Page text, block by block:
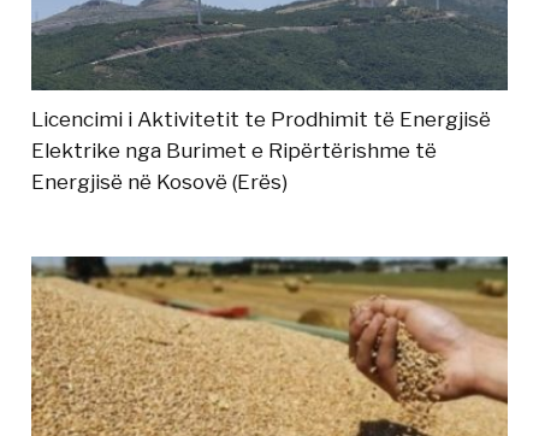
Licencimi i Aktivitetit te Prodhimit të Energjisë
Elektrike nga Burimet e Ripërtërishme të
Energjisë në Kosovë (Erës)